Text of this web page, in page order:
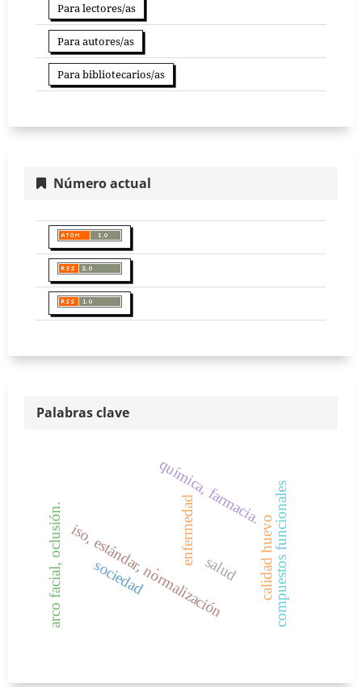
Para lectores/as
Para autores/as
Para bibliotecarios/as
Número actual
Palabras clave
iso, estándar, normalización
salud
enfermedad
sociedad
arco facial, oclusión.
química, farmacia.
. calidad huevocompuestos funcionales